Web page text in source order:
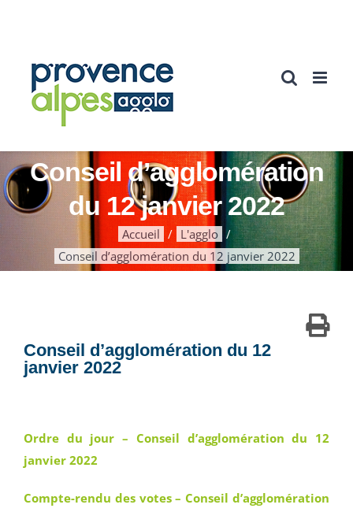
Conseil d’agglomération
du 12 janvier 2022
Accueil
L'agglo
Conseil d’agglomération du 12 janvier 2022
Conseil d’agglomération du 12
janvier 2022
Ordre du jour – Conseil d’agglomération du 12
janvier 2022
Compte-rendu des votes – Conseil d’agglomération